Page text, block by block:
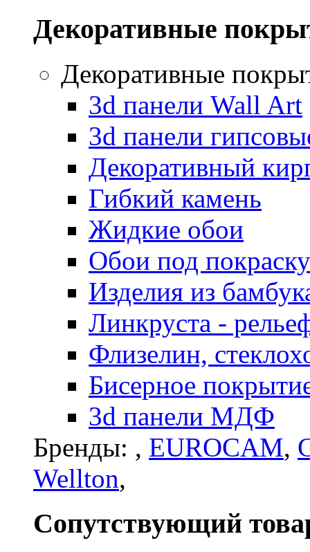
Декоративные
Декоративные
3d панели Wall Art
3d панели
Декоративный
Гибкий камень
Жидкие обои
Обои под покраску
Изделия из
Линкруста -
Флизелин,
Бисерное
3d панели МДФ
Бренды: , EUROCAM,
Wellton,
Сопутствующий